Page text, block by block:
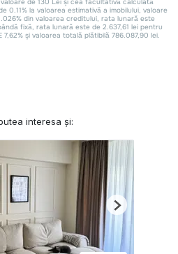
interesa și:
Next